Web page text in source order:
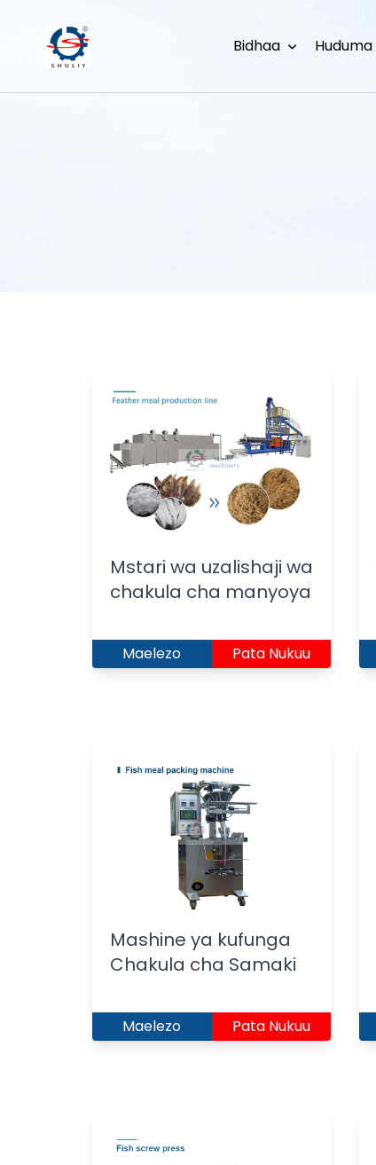
Bidhaa Huduma
Mstari wa uzalishaji wa
chakula cha manyoya
Maelezo Pata Nukuu
Mashine ya kufunga
Chakula cha Samaki
Maelezo Pata Nukuu